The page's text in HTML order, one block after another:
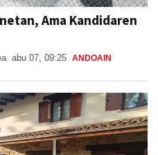
Ama Kandidaren
abu 07, 09:25 ANDOAIN